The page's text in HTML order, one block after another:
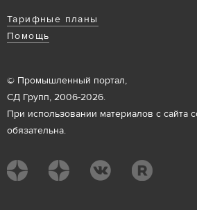
Тарифные планы
Помощь
© Промышленный портал,
СД Групп, 2006-2026.
При использовании материалов с сайта
обязательна.